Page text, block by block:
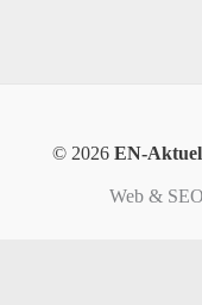
© 2026 EN-
Web &